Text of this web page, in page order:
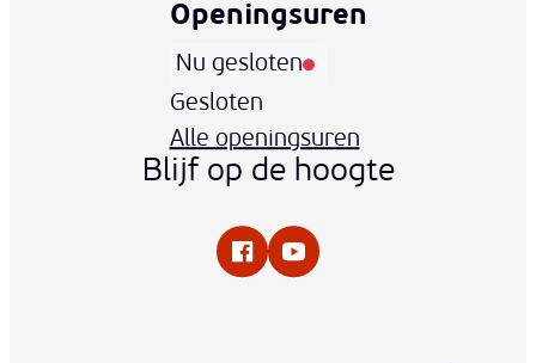
Openingsuren
Vandaag
Nu gesloten
Gesloten
Alle openingsuren
Blijf op de hoogte
FacebookYouTube